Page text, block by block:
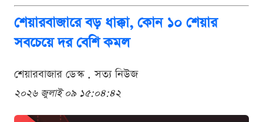
শেয়ারবাজারে বড় ধাক্কা, কোন ১০ শেয়ার
সবচেয়ে দর বেশি কমল
শেয়ারবাজার ডেস্ক . সত্য নিউজ
২০২৬ জুলাই ০৯ ১৫:০৪:৪২